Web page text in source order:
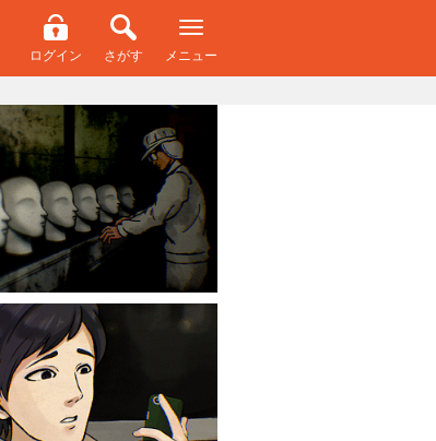
ログイン さがす メニュー